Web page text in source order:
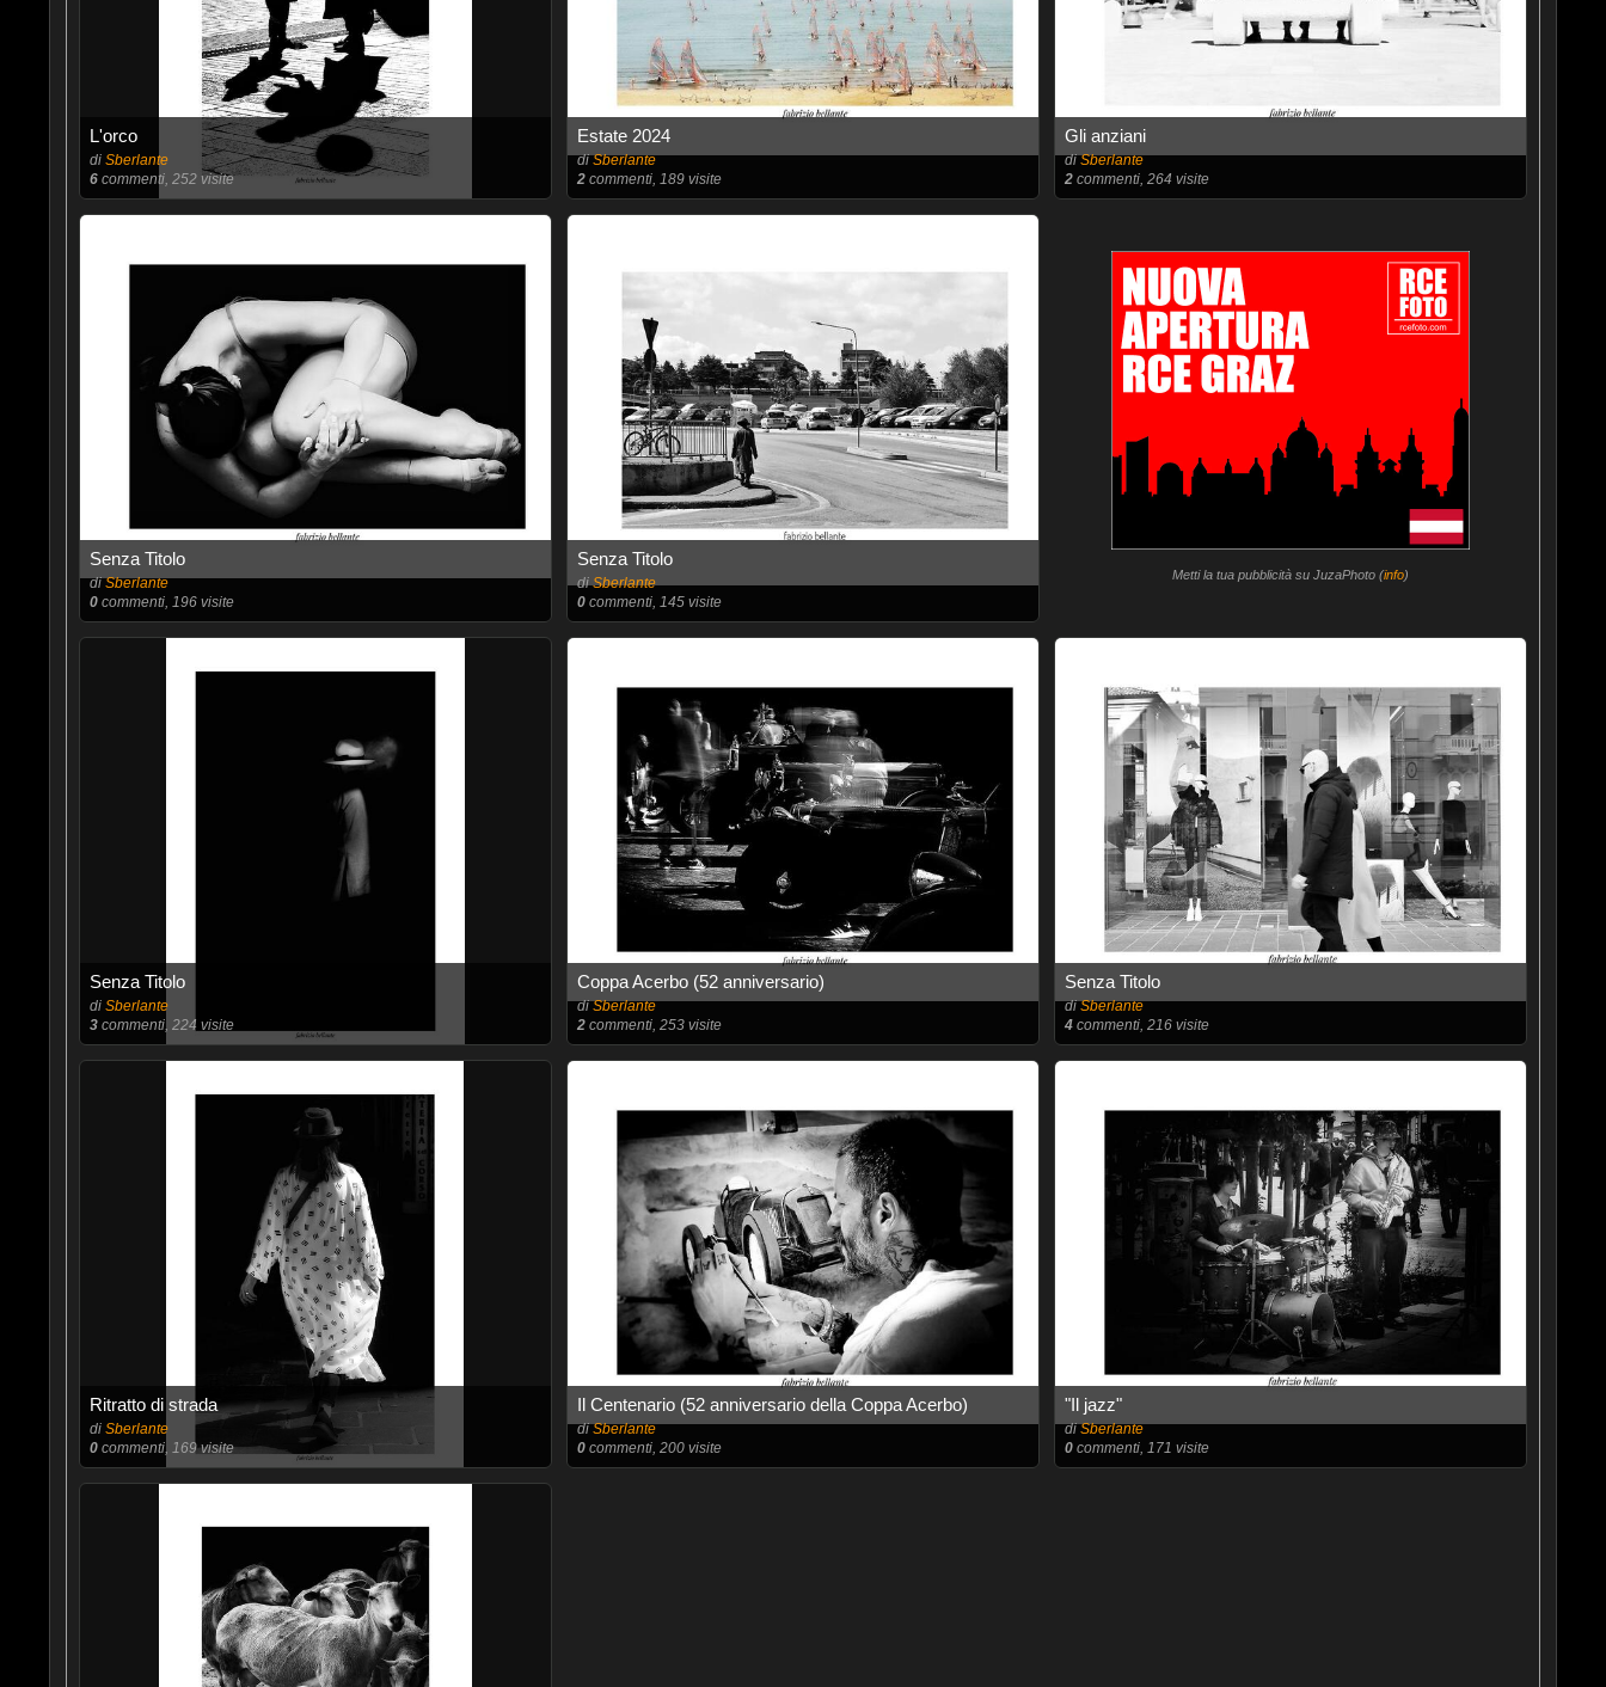
L'orco
di Sberlante
6commenti, 252 visite
Estate 2024
diSberlante
2commenti, 189 visite
Gli anziani
diSberlante
2 commenti, 264 visite
Senza Titolo
diSberlante
0commenti, 196 visite
Senza Titolo
diSberlante
0commenti, 145 visite
Metti la tua pubblicità su JuzaPhoto (info)
Senza Titolo
di Sberlante
3commenti, 224 visite
Coppa Acerbo (52 anniversario)
diSberlante
2commenti, 253 visite
Senza Titolo
diSberlante
4 commenti, 216 visite
Ritratto di strada
di Sberlante
0commenti, 169 visite
Il Centenario (52 anniversario della Coppa Acerbo)
diSberlante
0commenti, 200 visite
"Il jazz"
diSberlante
0 commenti, 171 visite